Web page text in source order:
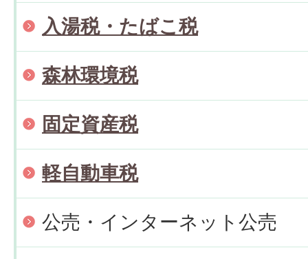
入湯税・たばこ税
森林環境税
固定資産税
軽自動車税
公売・インターネット公売